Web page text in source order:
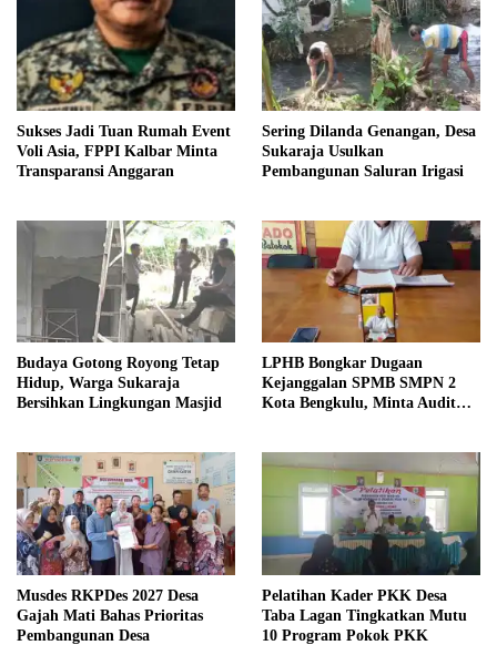
Sukses Jadi Tuan Rumah Event
Voli Asia, FPPI Kalbar Minta
Transparansi Anggaran
Sering Dilanda Genangan, Desa
Sukaraja Usulkan
Pembangunan Saluran Irigasi
Budaya Gotong Royong Tetap
Hidup, Warga Sukaraja
Bersihkan Lingkungan Masjid
LPHB Bongkar Dugaan
Kejanggalan SPMB SMPN 2
Kota Bengkulu, Minta Audit
Musdes RKPDes 2027 Desa
Gajah Mati Bahas Prioritas
Pembangunan Desa
Pelatihan Kader PKK Desa
Taba Lagan Tingkatkan Mutu
10 Program Pokok PKK